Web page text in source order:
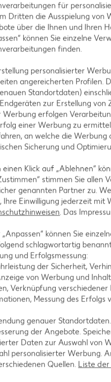
Käse in Salzlake
werden
Möglichkeiten, Feta für
wird er gern in der Pfanne
Tomaten, Paprika, Gurken
gereicht.
für Aufläufe oder auch für
Paprika verwendet. Dabei
den individuellen Charakter
in mediterrane Salate mit
im Kühlschrank nach dem
für
Dritten die Ausspielung von
über die Ihnen und Ihren
können Sie einzelne
finden.
personalisierter
angereicherten Profilen.
Standortdaten)
zur Erstellung von
Werbung erfolgen
einer Werbung zu
an welche die Werbung
Sicherung und
einen Klick auf „Ablehnen“
stimmen Sie allen
genannten Partner zu.
Ihre Einwilligung jederzeit
. Das
können Sie
schlagwortartig
und Erfolgsmessung:
der Sicherheit,
von Werbung und
Verknüpfung
Messung des Erfolgs
genauer
der Angebote.
Daten zur Auswahl von
personalisierter Werbung.
Quellen. Liste